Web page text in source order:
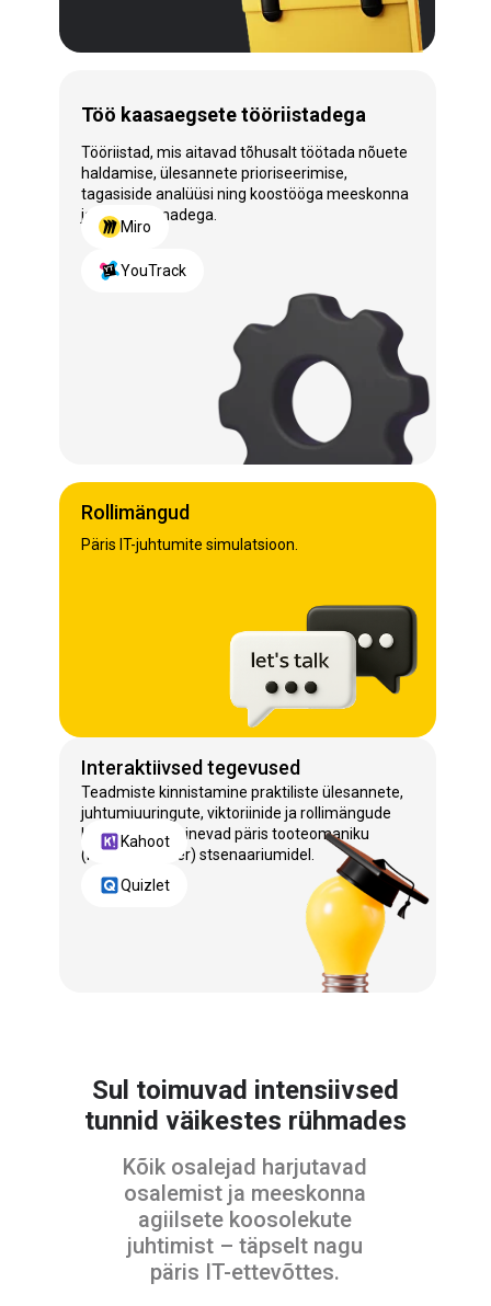
Rollimängud
Päris IT-juhtumite simulatsioon.
Teadmiste kinnistamine praktiliste ülesannete,
juhtumiuuringute, viktoriinide ja rollimängude
kaudu, mis põhinevad päris tooteomaniku
(Product Owner) stsenaariumidel.
Interaktiivsed tegevused
Kahoot
Quizlet
Tööriistad, mis aitavad tõhusalt töötada nõuete
haldamise, ülesannete prioriseerimise,
tagasiside analüüsi ning koostööga meeskonna
ja sidusrühmadega.
Töö kaasaegsete tööriistadega
Miro
YouTrack
Sul toimuvad intensiivsed
tunnid väikestes rühmades
Kõik osalejad harjutavad
osalemist ja meeskonna
agiilsete koosolekute
juhtimist – täpselt nagu
päris IT-ettevõttes.